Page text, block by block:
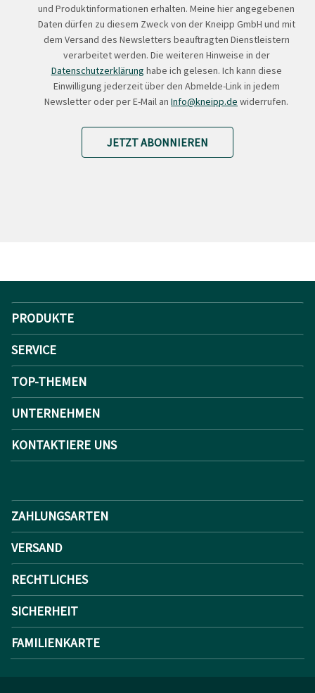
und Produktinformationen erhalten. Meine hier angegebenen
Daten dürfen zu diesem Zweck von der Kneipp GmbH und mit
dem Versand des Newsletters beauftragten Dienstleistern
verarbeitet werden. Die weiteren Hinweise in der
Datenschutzerklärung habe ich gelesen. Ich kann diese
Einwilligung jederzeit über den Abmelde-Link in jedem
Newsletter oder per E-Mail an Info@kneipp.de widerrufen.
JETZT ABONNIEREN
PRODUKTE
SERVICE
TOP-THEMEN
UNTERNEHMEN
KONTAKTIERE UNS
ZAHLUNGSARTEN
VERSAND
RECHTLICHES
SICHERHEIT
FAMILIENKARTE